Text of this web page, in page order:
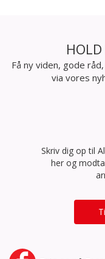
Få ny viden, gode
via vores
Skriv dig op til
her og